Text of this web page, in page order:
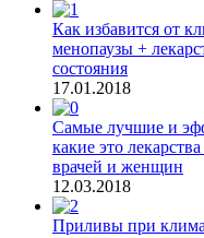
Как избавится от
менопаузы +
состояния
17.01.2018
Самые лучшие и
какие это
врачей и женщин
12.03.2018
Приливы при